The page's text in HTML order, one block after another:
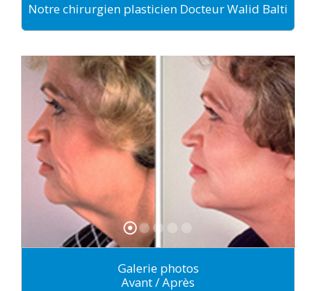
Notre chirurgien plasticien Docteur Walid Balti
Galerie photos
Avant / Après